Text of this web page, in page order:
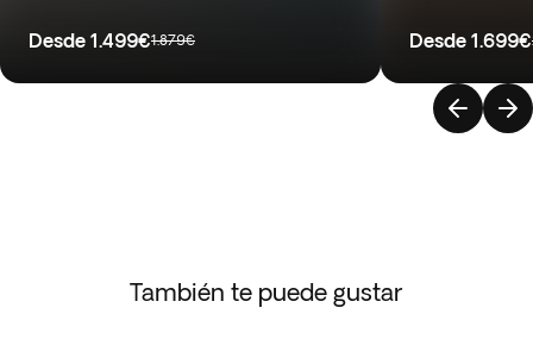
Desde 1.499€1.879€ Desde 1.699€
También te puede gustar